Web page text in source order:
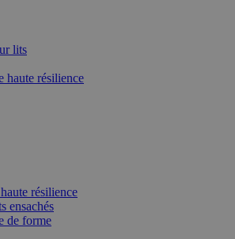
lits
haute résilience
résilience
ensachés
de forme